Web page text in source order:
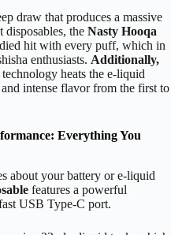
draw that produces a massive
disposables, the Nasty Hooqa
hit with every puff, which in
enthusiasts. Additionally,
heats the e-liquid
intense flavor from the first to
Everything You
about your battery or e-liquid
features a powerful
USB Type-C port.